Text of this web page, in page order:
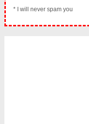
* I will never spam you